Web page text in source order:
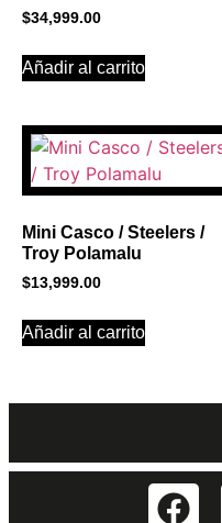
$34,999.00
Añadir al carrito
Mini Casco / Steelers /
Troy Polamalu
$13,999.00
Añadir al carrito